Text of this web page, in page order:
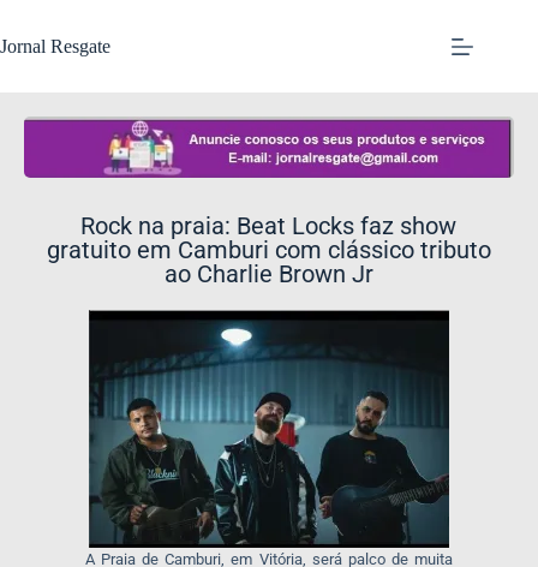
Jornal Resgate
Rock na praia: Beat Locks faz show
gratuito em Camburi com clássico tributo
ao Charlie Brown Jr
A Praia de Camburi, em Vitória, será palco de muita